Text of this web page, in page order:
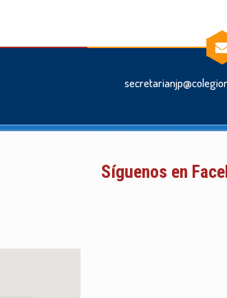
Síguenos en